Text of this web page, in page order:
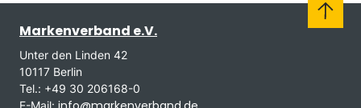
Markenverband e.V.
Unter den Linden 42
10117 Berlin
Tel.: +49 30 206168-0
E-Mail: